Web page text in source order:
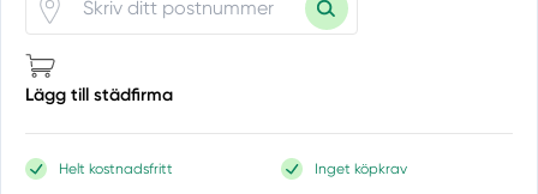
Lägg till städfirma
Helt kostnadsfritt Inget köpkrav